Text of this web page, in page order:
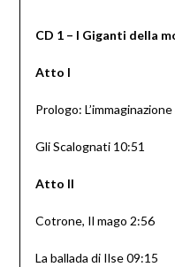
CD 1 – I Giganti della
Atto I
Prologo:
Gli Scalognati 10:51
Atto II
Cotrone, Il mago 2:56
La ballada di Ilse 09:15